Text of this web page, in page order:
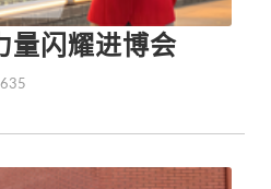
量闪耀进博会